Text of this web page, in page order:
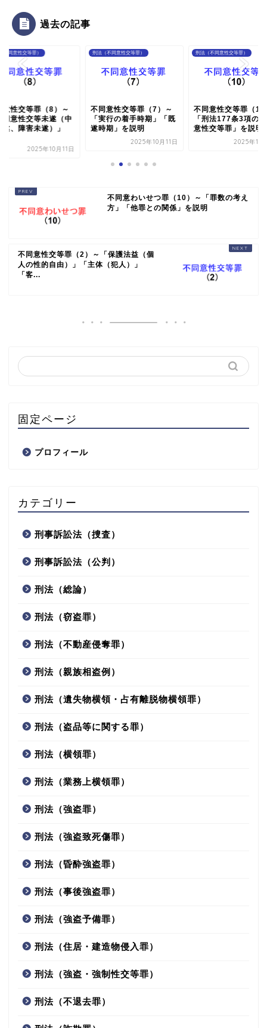
過去の記事
不同意性交等罪）
意性交等罪（8）～
同意性交等未遂（中
遂、障害未遂）」
2025年10月11日
刑法（不同意性交等罪）
不同意性交等罪（7）～
「実行の着手時期」「既
遂時期」を説明
2025年10月11日
刑法（不同意性交等罪）
不同意性交等罪（10
「刑法177条3項の
意性交等罪」を説明
2025年10
不同意わいせつ罪（10）～「罪数の考え
方」「他罪との関係」を説明
不同意性交等罪（2）～「保護法益（個
人の性的自由）」「主体（犯人）」
「客...
固定ページ
プロフィール
カテゴリー
刑事訴訟法（捜査）
刑事訴訟法（公判）
刑法（総論）
刑法（窃盗罪）
刑法（不動産侵奪罪）
刑法（親族相盗例）
刑法（遺失物横領・占有離脱物横領罪）
刑法（盗品等に関する罪）
刑法（横領罪）
刑法（業務上横領罪）
刑法（強盗罪）
刑法（強盗致死傷罪）
刑法（昏酔強盗罪）
刑法（事後強盗罪）
刑法（強盗予備罪）
刑法（住居・建造物侵入罪）
刑法（強盗・強制性交等罪）
刑法（不退去罪）